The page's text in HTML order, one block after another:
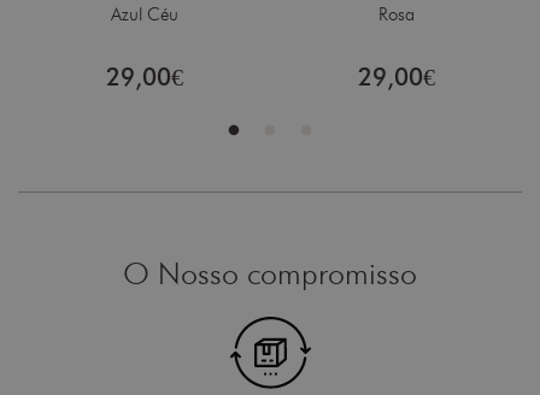
Azul Céu
29,00€
Rosa
29,00€
O Nosso compromisso